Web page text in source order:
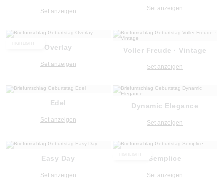
Set anzeigen Set anzeigen
Overlay
Set anzeigen
Voller Freude · Vintage
Set anzeigen
Edel
Set anzeigen
Dynamic Elegance
Set anzeigen
Easy Day
Set anzeigen
Semplice
Set anzeigen